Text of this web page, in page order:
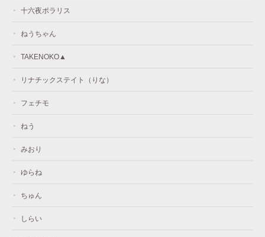
十六夜ポラリス
ねうちゃん
TAKENOKO▲
リナチックステイト（りな）
フェチモ
ねう
みおり
ゆらね
ちゅん
しらい